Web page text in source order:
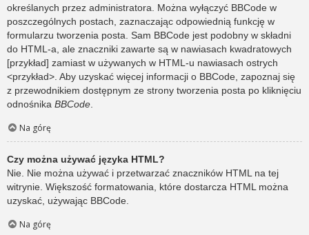
określanych przez administratora. Można wyłączyć BBCode w
poszczególnych postach, zaznaczając odpowiednią funkcję w
formularzu tworzenia posta. Sam BBCode jest podobny w składni
do HTML-a, ale znaczniki zawarte są w nawiasach kwadratowych
[przykład] zamiast w używanych w HTML-u nawiasach ostrych
<przykład>. Aby uzyskać więcej informacji o BBCode, zapoznaj się
z przewodnikiem dostępnym ze strony tworzenia posta po kliknięciu
odnośnika BBCode
Na górę
Czy można używać języka HTML?
Nie. Nie można używać i przetwarzać znaczników HTML na tej
witrynie. Większość formatowania, które dostarcza HTML można
uzyskać, używając BBCode.
Na górę